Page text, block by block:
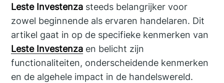
Leste Investenza steeds belangrijker voor
zowel beginnende als ervaren handelaren. Dit
artikel gaat in op de specifieke kenmerken van
Leste Investenza en belicht zijn
functionaliteiten, onderscheidende kenmerken
en de algehele impact in de handelswereld.